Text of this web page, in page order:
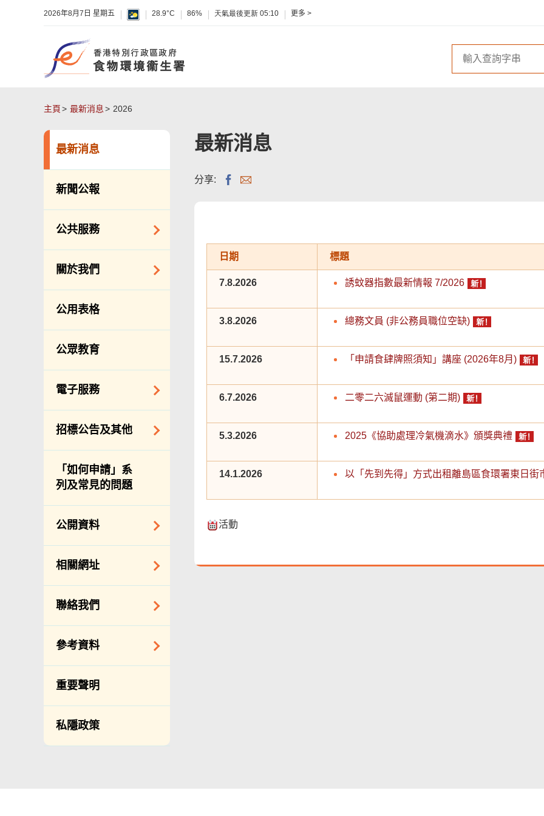
2026年8月7日 星期五 28.9°C 86% 天氣最後更新 05:10 更多 >
主頁 最新消息 2026
最新消息
新聞公報
公共服務
潔淨服務
公眾街市
墳場及火葬場
食物安全
私營骨灰龕
公共設施
關於我們
組織結構
服務承諾
公用表格
公眾教育
電子服務
網上付款
招標公告及其他
招標通告索引
主要採購服務預覽
申請納入食物環境
衞生署通知名單
的標準僱傭合約
「如何申請」系
列及常見的問題
公開資料
公開資料守則
備存紀錄一覽表
相關網址
相關政府機構
聯絡我們
查詢、建議、要求
和投訴
分區環境衞生辦事
處地址及電話
滲水投訴調查聯合
辦事處 辦公時間、
參考資料
年度整合開放數據
計劃（包含空間數
據計劃）
立法會事務
促進種族平等
重要聲明
私隱政策
最新消息
分享:
日期 標題
7.8.2026 誘蚊器指數最新情報 7/2026
3.8.2026 總務文員 (非公務員職位空缺)
15.7.2026 「申請食肆牌照須知」講座 (2026年8月)
6.7.2026 二零二六滅鼠運動 (第二期)
5.3.2026 2025《協助處理冷氣機滴水》頒獎典禮
14.1.2026 以「先到先得」方式出租離島區食環署東日街
活動